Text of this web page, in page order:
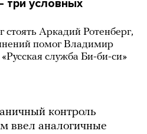
три условных
Аркадий Ротенберг,
помог Владимир
служба Би-би-си»
контроль
ввел аналогичные